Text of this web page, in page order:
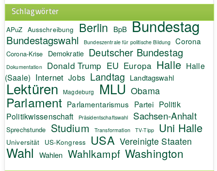
Schlagwörter
APuZ Ausschreibung Berlin BpB Bundestag
Bundestagswahl Bundeszentrale für politische Bildung Corona
Corona-Krise Demokratie Deutscher Bundestag
Dokumentation Donald Trump EU Europa Halle Halle
(Saale) Internet Jobs Landtag Landtagswahl
Lektüren Magdeburg MLU Obama
Parlament Parlamentarismus Partei Politik
Politikwissenschaft Präsidentschaftswahl Sachsen-Anhalt
Sprechstunde Studium Transformation TV-Tipp Uni Halle
Universität US-Kongress USA Vereinigte Staaten
Wahl Wahlen Wahlkampf Washington